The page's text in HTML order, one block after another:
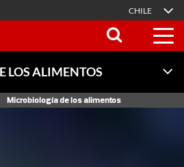
CHILE
LOS ALIMENTOS
Microbiología de los alimentos